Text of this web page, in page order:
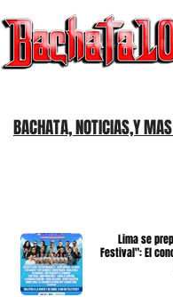
BACHATA, NOTICIAS,Y
Lima se
Festival": El